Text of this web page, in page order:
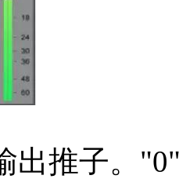
出推子。